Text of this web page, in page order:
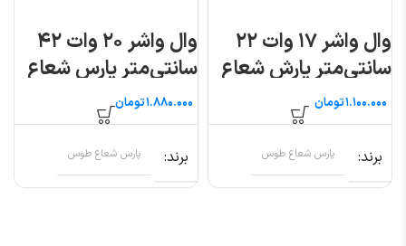
وال واشر ۱۷ وات ۲۲
سانتی‌متر پارش شعاع
توس تومان
برند پارس شعاع طوس
وال واشر ۲۰ وات ۴۲
سانتی‌متر پارس شعاع
توس تومان
برند پارس شعاع طوس